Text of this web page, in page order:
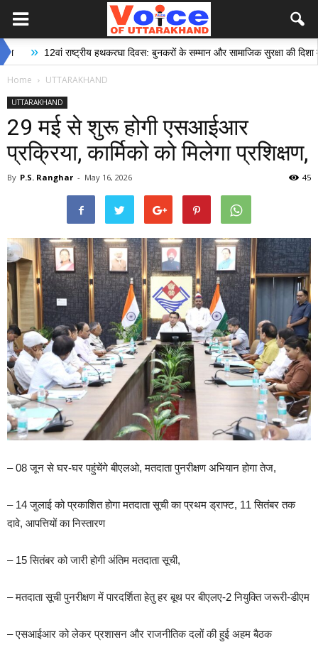
राष्ट्रीय हथकरघा दिवस: बुनकरों के सम्मान और सामाजिक सुरक्षा की दिशा में ऐतिहासिक
Home UTTARAKHAND
UTTARAKHAND
29 मई से शुरू होगी एसआईआर
प्रक्रिया, कार्मिको को मिलेगा प्रशिक्षण,
By P.S. Ranghar - May 16, 2026 45
– 08 जून से घर-घर पहुंचेंगे बीएलओ, मतदाता पुनरीक्षण अभियान होगा तेज,
– 14 जुलाई को प्रकाशित होगा मतदाता सूची का प्रथम ड्राफ्ट, 11 सितंबर तक
दावे, आपत्तियों का निस्तारण
– 15 सितंबर को जारी होगी अंतिम मतदाता सूची,
– मतदाता सूची पुनरीक्षण में पारदर्शिता हेतु हर बूथ पर बीएलए-2 नियुक्ति जरूरी-डीएम
– एसआईआर को लेकर प्रशासन और राजनीतिक दलों की हुई अहम बैठक